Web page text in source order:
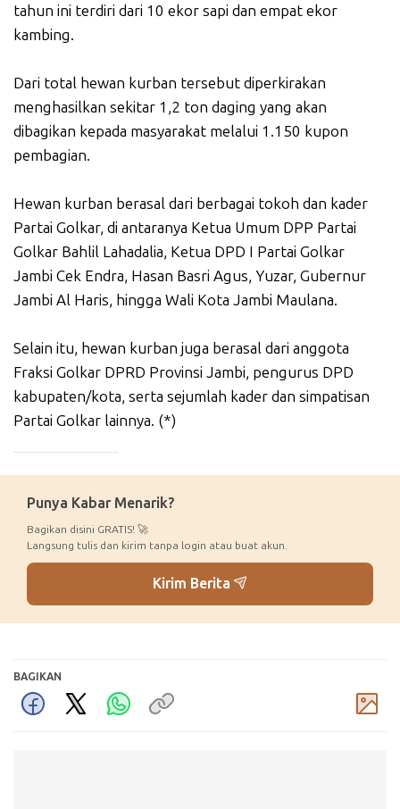
tahun ini terdiri dari 10 ekor sapi dan empat ekor
kambing.
Dari total hewan kurban tersebut diperkirakan
menghasilkan sekitar 1,2 ton daging yang akan
dibagikan kepada masyarakat melalui 1.150 kupon
pembagian.
Hewan kurban berasal dari berbagai tokoh dan kader
Partai Golkar, di antaranya Ketua Umum DPP Partai
Golkar Bahlil Lahadalia, Ketua DPD I Partai Golkar
Jambi Cek Endra, Hasan Basri Agus, Yuzar, Gubernur
Jambi Al Haris, hingga Wali Kota Jambi Maulana.
Selain itu, hewan kurban juga berasal dari anggota
Fraksi Golkar DPRD Provinsi Jambi, pengurus DPD
kabupaten/kota, serta sejumlah kader dan simpatisan
Partai Golkar lainnya. (*)
Punya Kabar Menarik?
Bagikan disini GRATIS! 🚀
Langsung tulis dan kirim tanpa login atau buat akun.
Kirim Berita
BAGIKAN